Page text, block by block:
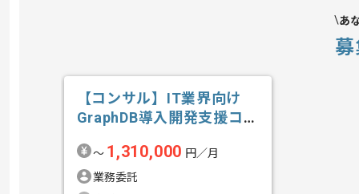
あ
【コンサル】IT業界向け
GraphDB導入開発支援コン
〜 1,310,000 円／月
業務委託